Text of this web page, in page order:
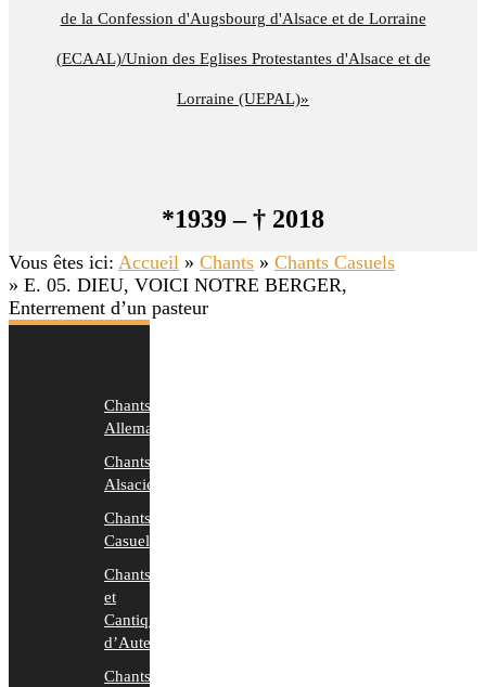
de la Confession d'Augsbourg d'Alsace et de Lorraine
(ECAAL)/Union des Eglises Protestantes d'Alsace et de
Lorraine (UEPAL)»
*1939 – † 2018
Vous êtes ici: Accueil » Chants » Chants Casuels
» E. 05. DIEU, VOICI NOTRE BERGER,
Enterrement d’un pasteur
Chants
Allemands
Chants
Alsaciens
Chants
Casuels
Chants
et
Cantiques
d’Auteurs
Chants